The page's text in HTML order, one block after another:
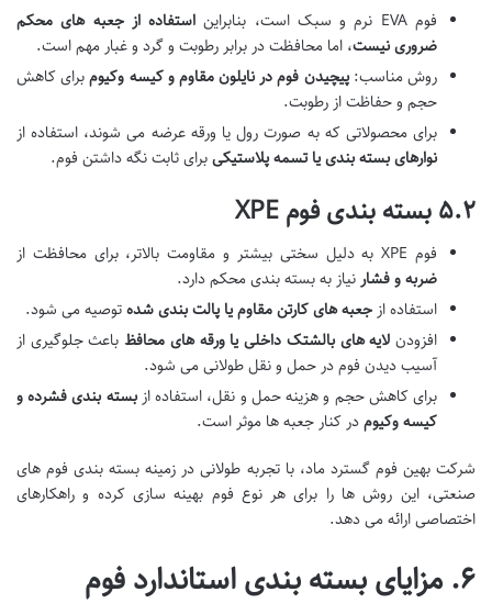
فوم EVA نرم و سبک است، بنابراین
استفاده از جعبه های محکم
ضروری نیست، اما محافظت در برابر رطوبت و گرد و غبار مهم است.
روش مناسب:پیچیدن فوم در نایلون مقاوم و کیسه وکیومبرای کاهش
حجم و حفاظت از رطوبت.
برای محصولاتی که به صورت رول یا ورقه عرضه می شوند، استفاده از
نوارهای بسته بندی یا تسمه پلاستیکیبرای ثابت نگه داشتن فوم.
۵.۲ بسته بندی فوم XPE
فوم XPE به دلیل سختی بیشتر و مقاومت بالاتر، برای محافظت از
ضربه و فشار نیاز به بسته بندی محکم دارد.
استفاده از جعبه های کارتن مقاوم یا پالت بندی شدهتوصیه می شود.
افزودن لایه های بالشتک داخلی یا ورقه های محافظباعث جلوگیری از
آسیب دیدن فوم در حمل و نقل طولانی می شود.
برای کاهش حجم و هزینه حمل و نقل، استفاده ازبسته بندی فشرده و
کیسه وکیومدر کنار جعبه ها موثر است.
شرکت بهین فوم گسترد ماد، با تجربه طولانی در زمینه بسته بندی فوم های
صنعتی، این روش ها را برای هر نوع فوم بهینه سازی کرده و راهکارهای
اختصاصی ارائه می دهد.
۶. مزایای بسته بندی استاندارد فوم